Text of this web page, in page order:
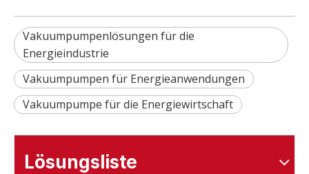
Vakuumpumpenlösungen für die
Energieindustrie
Vakuumpumpen für Energieanwendungen
Vakuumpumpe für die Energiewirtschaft
Lösungsliste